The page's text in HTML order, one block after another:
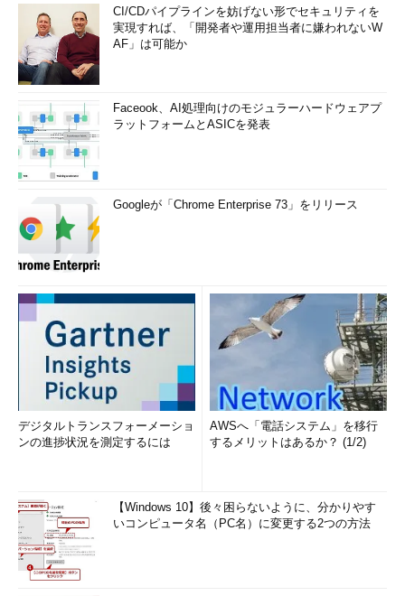
CI/CDパイプラインを妨げない形でセキュリティを
実現すれば、「開発者や運用担当者に嫌われないW
AF」は可能か
Faceook、AI処理向けのモジュラーハードウェアプ
ラットフォームとASICを発表
Googleが「Chrome Enterprise 73」をリリース
デジタルトランスフォーメーショ
ンの進捗状況を測定するには
AWSへ「電話システム」を移行
するメリットはあるか？ (1/2)
【Windows 10】後々困らないように、分かりやす
いコンピュータ名（PC名）に変更する2つの方法